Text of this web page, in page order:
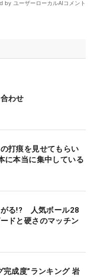
わせ
打痕を見せてもらい
本当に集中している
がる!? 人気ボール28
ドと硬さのマッチン
完成度”ランキング 岩